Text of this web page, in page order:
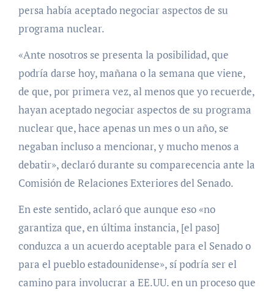
persa había aceptado negociar aspectos de su
programa nuclear.
«Ante nosotros se presenta la posibilidad, que
podría darse hoy, mañana o la semana que viene,
de que, por primera vez, al menos que yo recuerde,
hayan aceptado negociar aspectos de su programa
nuclear que, hace apenas un mes o un año, se
negaban incluso a mencionar, y mucho menos a
debatir», declaró durante su comparecencia ante la
Comisión de Relaciones Exteriores del Senado.
En este sentido, aclaró que aunque eso «no
garantiza que, en última instancia, [el paso]
conduzca a un acuerdo aceptable para el Senado o
para el pueblo estadounidense», sí podría ser el
camino para involucrar a EE.UU. en un proceso que